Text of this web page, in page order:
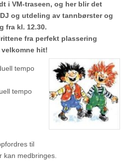
i VM-traseen, og her blir det
og utdeling av tannbørster og
fra kl. 12.30.
fra perfekt plassering
hit!
tempo
tempo
til
kan medbringes.